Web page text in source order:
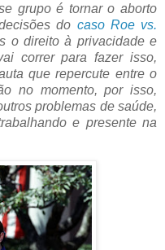
grupo é tornar o aborto
do caso Roe vs.
o direito à privacidade e
correr para fazer isso,
que repercute entre o
no momento, por isso,
problemas de saúde,
e presente na